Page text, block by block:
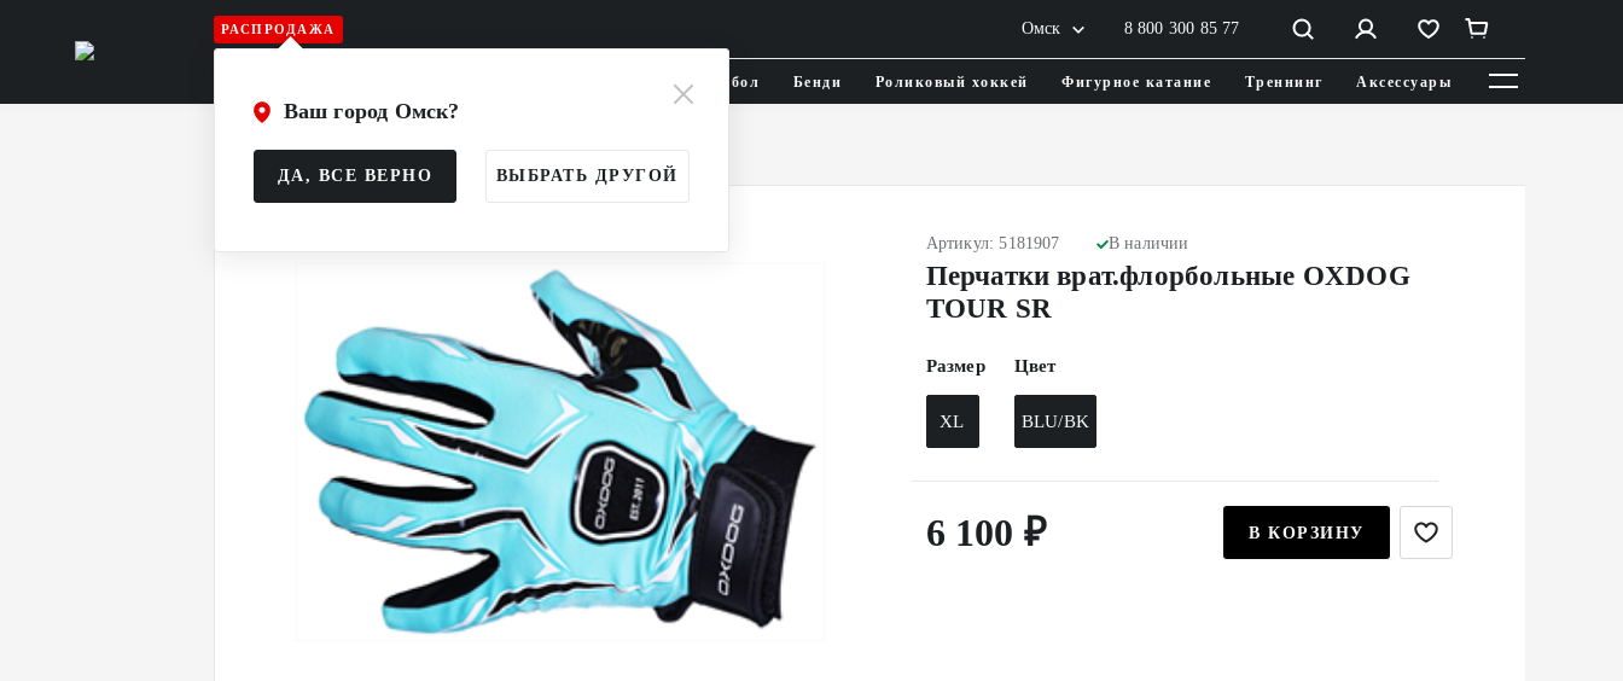
РАСПРОДАЖА Омск 8 800 300 85 77
Флорбол Бенди Роликовый хоккей Фигурное катание Треннинг Аксессуары
Ваш город Омск?
ДА, ВСЕ ВЕРНО ВЫБРАТЬ ДРУГОЙ
Главная Каталог Флорбол Вратарь Перчатки
Артикул: 5181907 В наличии
Перчатки врат.флорбольные OXDOG
TOUR SR
Размер
XL
Цвет
BLU/BK
6 100 ₽ В КОРЗИНУ